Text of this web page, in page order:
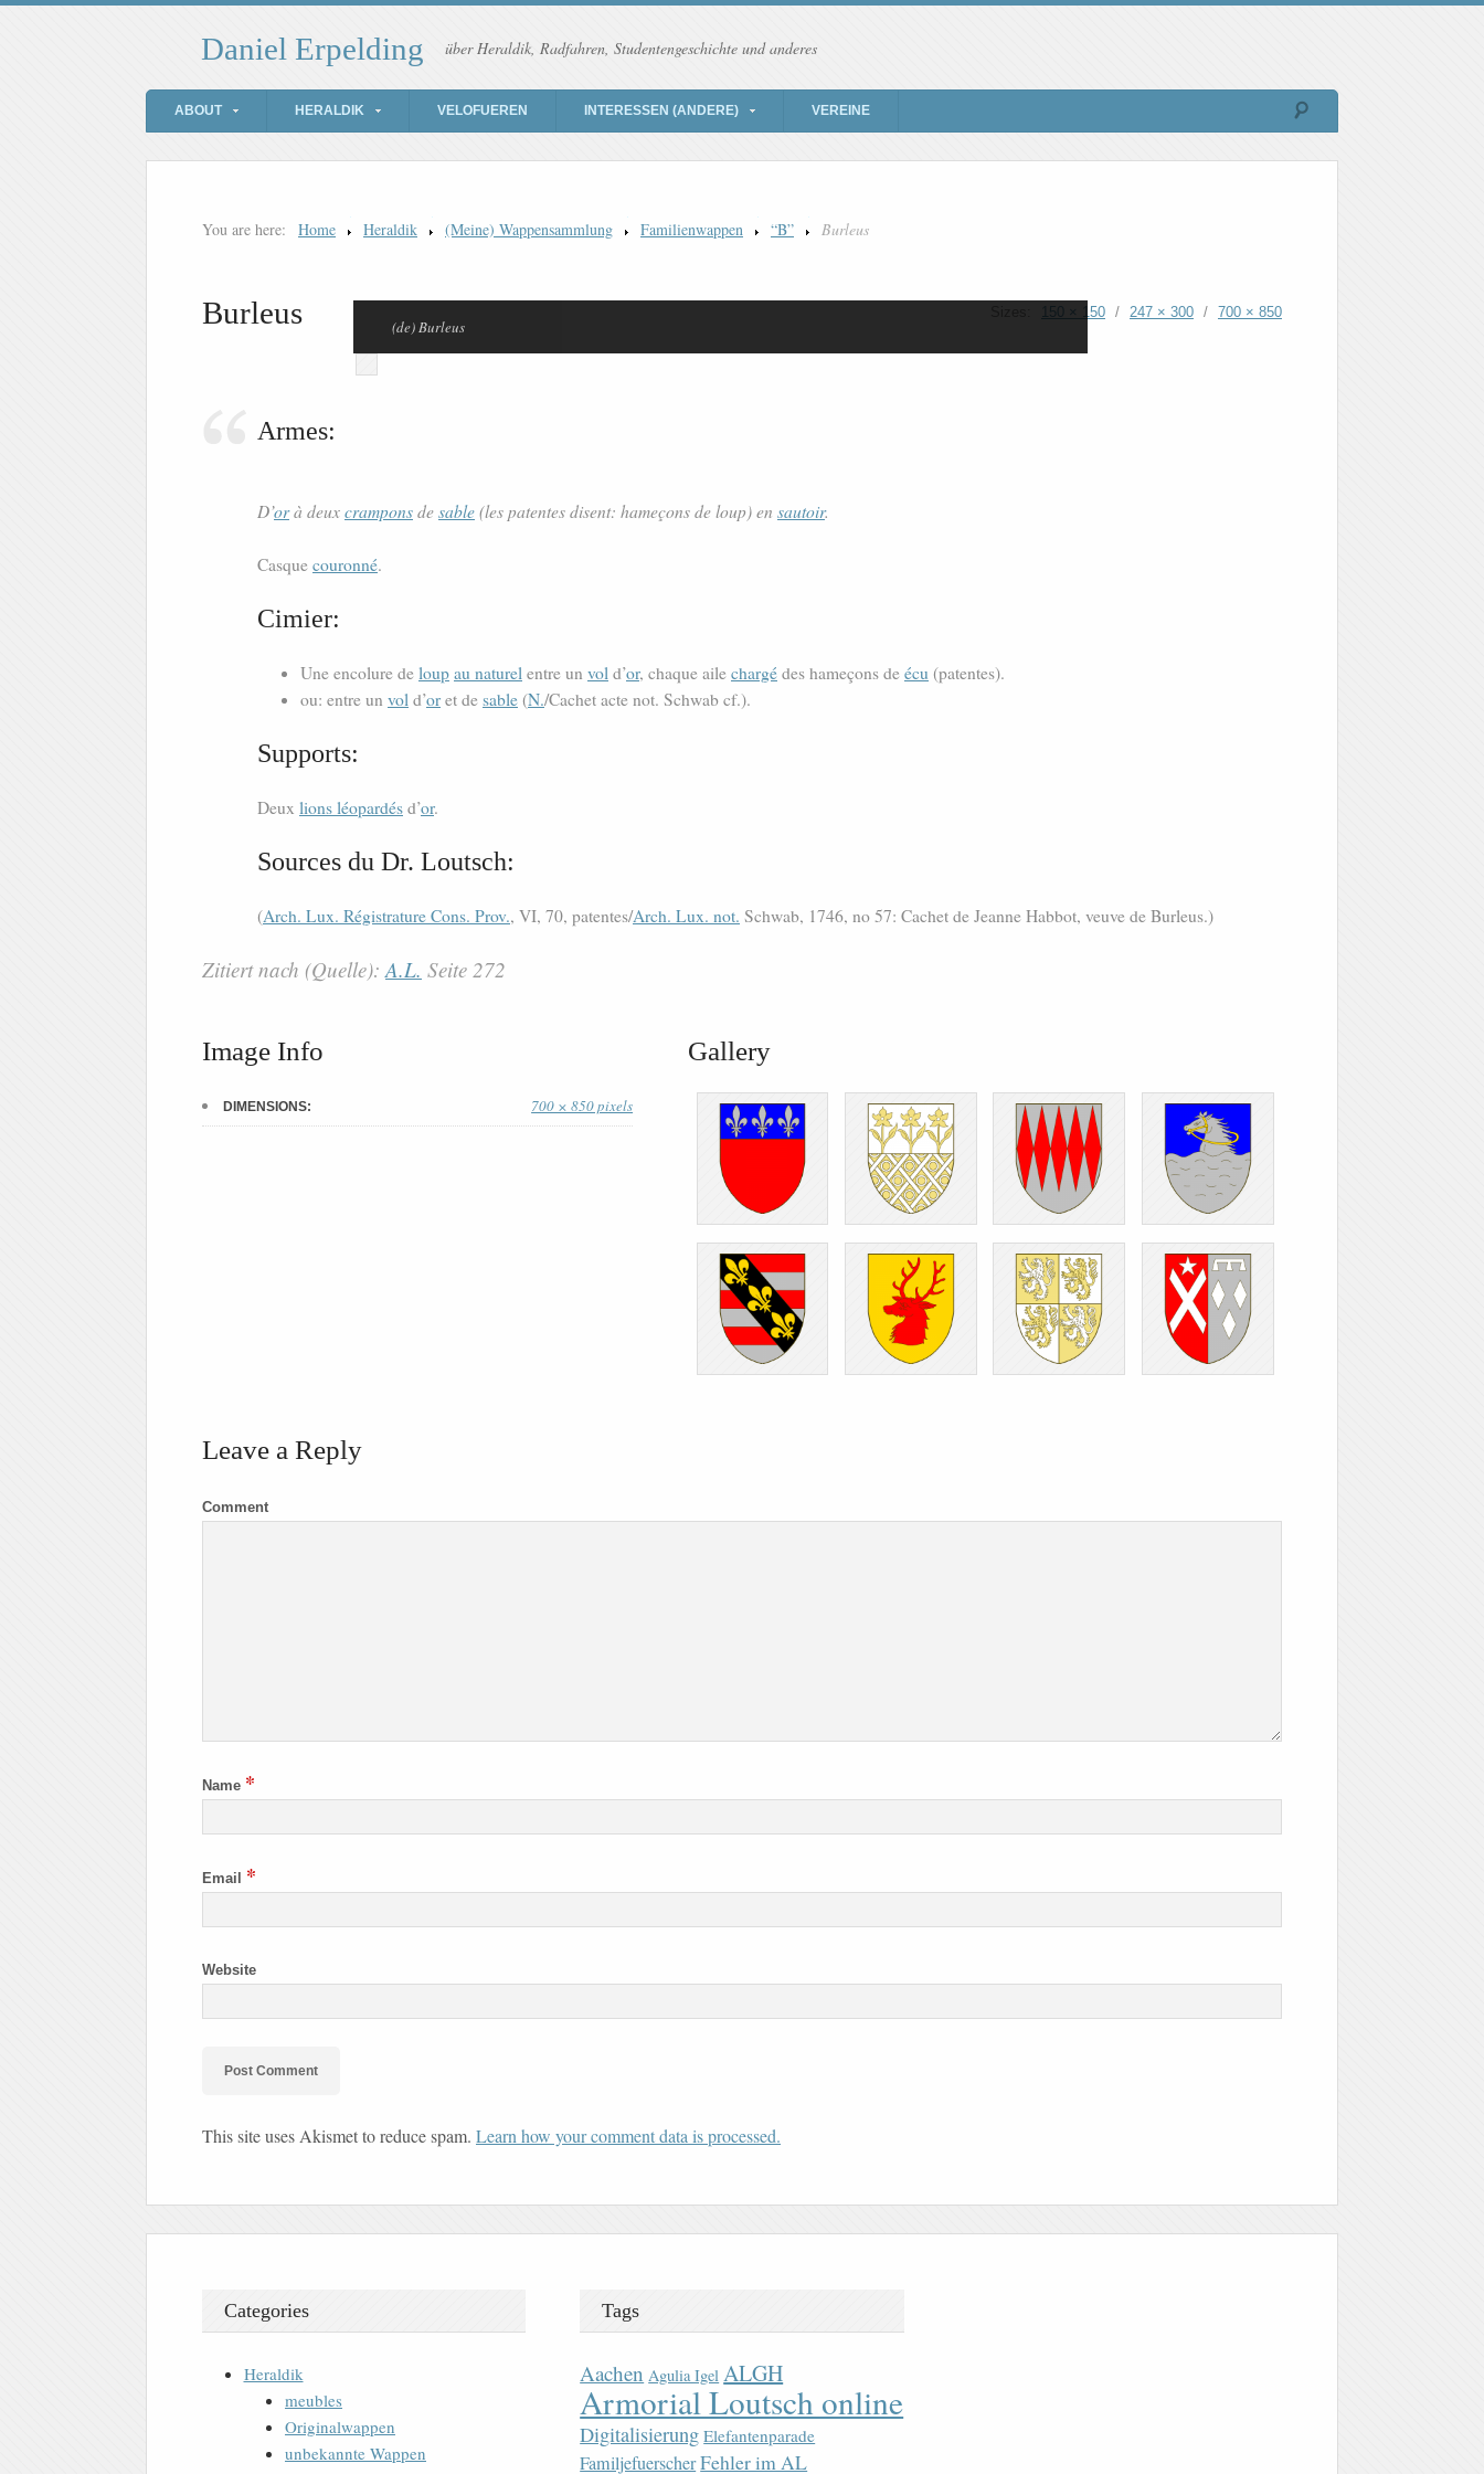
Daniel Erpelding über Heraldik, Radfahren, Studentengeschichte und anderes
ABOUT HERALDIK VELOFUEREN INTERESSEN (ANDERE) VEREINE
You are here: Home Heraldik (Meine) Wappensammlung Familienwappen “B” Burleus
Burleus 150 × 150 / 247 × 300 / 700 × 850
(de) Burleus
Armes:
D’orà deuxcramponsdesable(les patentes disent: hameçons de loup) en sautoir.
Casque couronné.
Cimier:
Une encolure de loup au naturel entre un vol d’or, chaque aile chargé des hameçons de écu (patentes).
ou: entre un vol d’or et de sable (N./Cachet acte not. Schwab cf.).
Supports:
Deux lions léopardés d’or.
Sources du Dr. Loutsch:
(Arch. Lux. Régistrature Cons. Prov., VI, 70, patentes/Arch. Lux. not. Schwab, 1746, no 57: Cachet de Jeanne Habbot, veuve de Burleus.)
Zitiert nach (Quelle):A.L. Seite 272
Image Info
DIMENSIONS: 700 × 850 pixels
Gallery
Leave a Reply
Comment
Name *
Email *
Website
This site uses Akismet to reduce spam. Learn how your comment data is processed.
Categories
Heraldik
meubles
Originalwappen
unbekannte Wappen
Tags
Aachen Agulia Igel ALGH
Armorial Loutsch online
Digitalisierung Elefantenparade
FamiljefuerscherFehler im AL